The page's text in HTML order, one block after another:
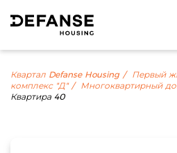
Квартал Defanse Housing Первый
комплекс "Д"
Многоквартирный
Квартира 40